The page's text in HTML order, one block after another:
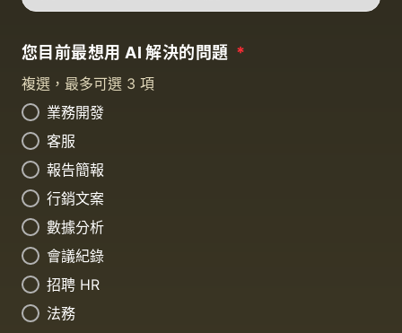
您目前最想用 AI 解決的問題 *
複選，最多可選 3 項
業務開發
客服
報告簡報
行銷文案
數據分析
會議紀錄
招聘 HR
法務